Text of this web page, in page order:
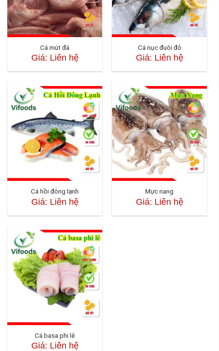
Cá mút đá
Giá: Liên hệ
Cá nục đuôi đỏ
Giá: Liên hệ
Cá hồi đông lạnh
Giá: Liên hệ
Mực nang
Giá: Liên hệ
Cá basa phi lê
Giá: Liên hệ